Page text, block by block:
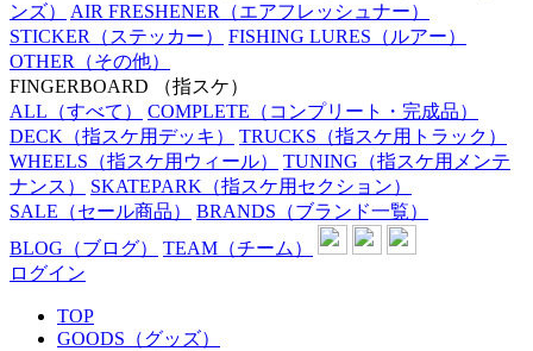
ンズ）
AIR FRESHENER （エアフレッシュナー）
STICKER （ステッカー） FISHING LURES （ルアー）
OTHER （その他）
FINGERBOARD
（指スケ）
ALL （すべて） COMPLETE （コンプリート・完成品）
DECK （指スケ用デッキ） TRUCKS （指スケ用トラック）
WHEELS （指スケ用ウィール） TUNING （指スケ用メンテ
ナンス）
SKATEPARK （指スケ用セクション）
SALE （セール商品） BRANDS （ブランド一覧）
BLOG （ブログ） TEAM （チーム）
ログイン
TOP
GOODS（グッズ）